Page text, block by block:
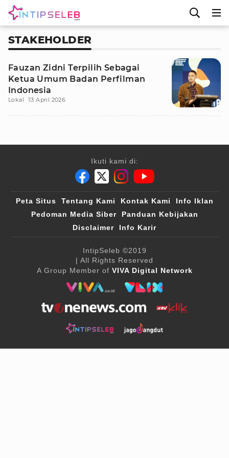
STAKEHOLDER
Fauzan Zidni Terpilih Sebagai
Ketua Umum Badan Perfilman
Indonesia
Lokal 13 April 2026
Ikuti kami di:
Peta Situs Tentang Kami Kontak Kami
Info Iklan
Pedoman Media Siber
Panduan Kebijakan
Disclaimer
Info Karir
IntipSeleb ©2019
| All Rights Reserved
A Group Member of VIVA Digital Network